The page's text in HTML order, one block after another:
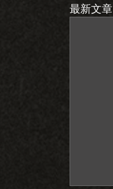
最新文章